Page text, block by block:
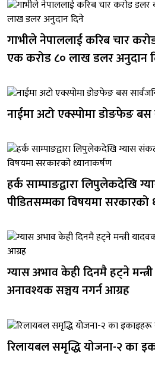
गाभीले नेपाललाई करिब चार
एक करोड ८० लाख डलर अनुदान
नाईमा अटो एक्स्पोमा डोङफेङ
हर्क साम्पाङद्वारा लिपुलेकदेखि
पीडितसम्मका विषयमा सरकारको
ग्यास अभाव केही दिनमै हट्ने
अनावश्यक सञ्चय नगर्न आग्रह
रिलायबल समृद्धि योजना-२ का